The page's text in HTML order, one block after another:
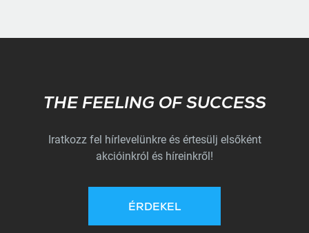
Subscribe
THE FEELING OF SUCCESS
Iratkozz fel hírlevelünkre és értesülj elsőként
akcióinkról és híreinkről!
ÉRDEKEL